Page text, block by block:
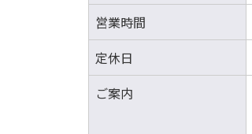
営業時間
定休日
ご案内